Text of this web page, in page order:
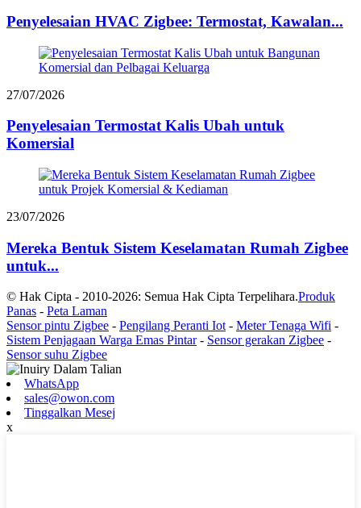
Penyelesaian HVAC Zigbee: Termostat, Kawalan...
27/07/2026
Penyelesaian Termostat Kalis Ubah untuk
Komersial
23/07/2026
Mereka Bentuk Sistem Keselamatan Rumah Zigbee
untuk...
© Hak Cipta - 2010-2026: Semua Hak Cipta Terpelihara.Produk
Panas - Peta Laman
Sensor pintu Zigbee - Pengilang Peranti Iot- Meter Tenaga Wifi -
Sistem Penjagaan Warga Emas Pintar- Sensor gerakan Zigbee -
Sensor suhu Zigbee
WhatsApp
sales@owon.com
Tinggalkan Mesej
x